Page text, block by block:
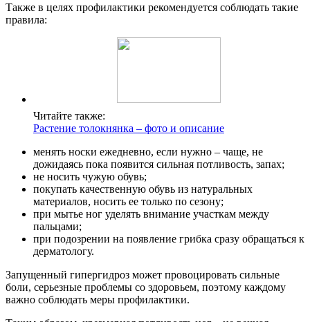
Также в целях профилактики рекомендуется соблюдать такие
правила:
Читайте также:
Растение толокнянка – фото и описание
менять носки ежедневно, если нужно – чаще, не
дожидаясь пока появится сильная потливость, запах;
не носить чужую обувь;
покупать качественную обувь из натуральных
материалов, носить ее только по сезону;
при мытье ног уделять внимание участкам между
пальцами;
при подозрении на появление грибка сразу обращаться к
дерматологу.
Запущенный гипергидроз может провоцировать сильные
боли, серьезные проблемы со здоровьем, поэтому каждому
важно соблюдать меры профилактики.